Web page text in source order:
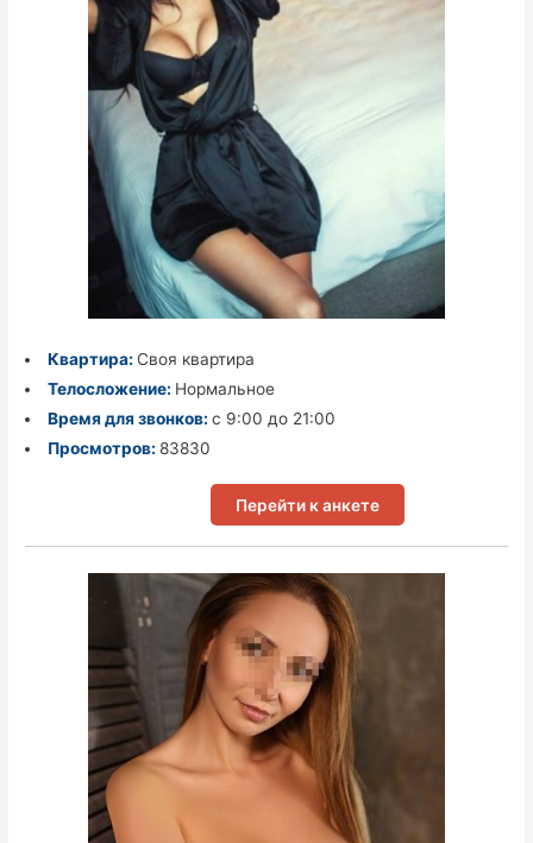
Квартира: Своя квартира
Телосложение: Нормальное
Время для звонков: с 9:00 до 21:00
Просмотров: 83830
Перейти к анкете